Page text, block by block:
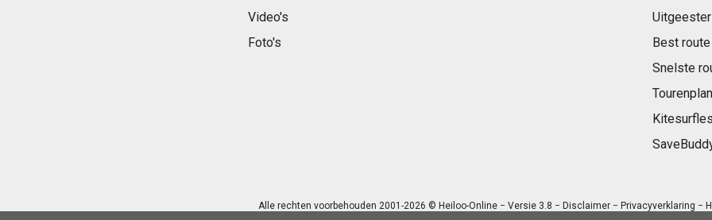
Video's
Foto's
Uitgeester
Best
Snelste
Alle rechten voorbehouden 2001-2026 © Heiloo-Online − Versie 3.8 − Disclaimer− Privacyverklaring −